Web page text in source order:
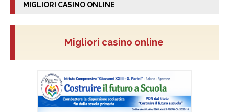
MIGLIORI CASINO ONLINE
Migliori casino online